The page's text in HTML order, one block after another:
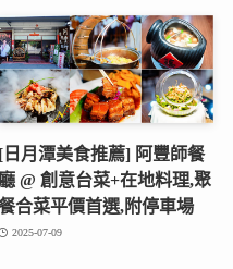
[日月潭美食推薦] 阿豐師餐
廳 @ 創意台菜+在地料理,聚
合菜平價首選,附停車場
2025-07-09